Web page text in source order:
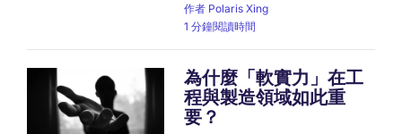
作者 Polaris Xing
1 分鐘閱讀時間
為什麼「軟實力」在工
程與製造領域如此重
要？